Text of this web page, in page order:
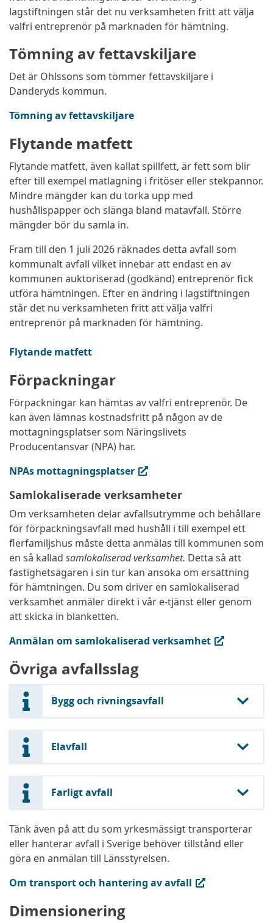
lagstiftningen står det nu verksamheten fritt att välja
valfri entreprenör på marknaden för hämtning.
Tömning av fettavskiljare
Det är Ohlssons som tömmer fettavskiljare i
Danderyds kommun.
Tömning av fettavskiljare
Flytande matfett
Flytande matfett, även kallat spillfett, är fett som blir
efter till exempel matlagning i fritöser eller stekpannor.
Mindre mängder kan du torka upp med
hushållspapper och slänga bland matavfall. Större
mängder bör du samla in.
Fram till den 1 juli 2026 räknades detta avfall som
kommunalt avfall vilket innebar att endast en av
kommunen auktoriserad (godkänd) entreprenör fick
utföra hämtningen. Efter en ändring i lagstiftningen
står det nu verksamheten fritt att välja valfri
entreprenör på marknaden för hämtning.
Flytande matfett
Förpackningar
Förpackningar kan hämtas av valfri entreprenör. De
kan även lämnas kostnadsfritt på någon av de
mottagningsplatser som Näringslivets
Producentansvar (NPA) har.
NPAs mottagningsplatser
(extern länk, öppnas i ny flik)
Samlokaliserade verksamheter
Om verksamheten delar avfallsutrymme och behållare
för förpackningsavfall med hushåll i till exempel ett
flerfamiljshus måste detta anmälas till kommunen som
en så kallad samlokaliserad verksamhet. Detta så att
fastighetsägaren i sin tur kan ansöka om ersättning
för hämtningen. Du som driver en samlokaliserad
verksamhet anmäler direkt i vår e-tjänst eller genom
att skicka in blanketten.
Anmälan om samlokaliserad verksamhet
(extern länk, öppnas i ny flik)
Övriga avfallsslag
Bygg och rivningsavfall
Elavfall
Farligt avfall
Tänk även på att du som yrkesmässigt transporterar
eller hanterar avfall i Sverige behöver tillstånd eller
göra en anmälan till Länsstyrelsen.
Om transport och hantering av avfall
(extern länk, öppnas i ny flik)
Dimensionering